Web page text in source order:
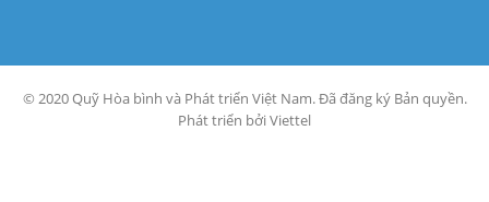
© 2020 Quỹ Hòa bình và Phát triển Việt Nam. Đã đăng ký Bản quyền.
Phát triển bởi Viettel